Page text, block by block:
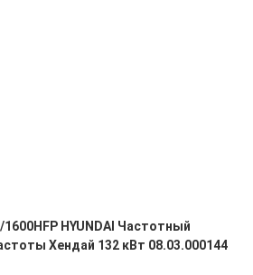
1600HFP HYUNDAI Частотный
Хендай 132 кВт 08.03.000144